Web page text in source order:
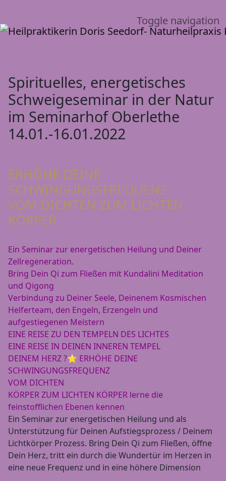
Toggle navigation
Spirituelles, energetisches
Schweigeseminar in der Natur
im Seminarhof Oberlethe
14.01.-16.01.2022
ERHÖHE DEINE
SCHWINGUNGSFREQUENZ
VOM DICHTEN ZUM LICHTEN
KÖRPER
Ein Seminar zur energetischen Heilung und Deiner
Zellregeneration.
Bring Dein Qi zum Fließen mit Kundalini Meditation
und Qigong
Verbindung zu Deiner Seele, Deinenem Kosmischen
Helferteam, den Engeln, Erzengeln und
aufgestiegenen Meistern
EINE REISE ZU DEN TEMPELN DES LICHTES
EINE REISE IN DEINEN INNEREN TEMPEL
DEINEM HERZ ?⭐️ ERHÖHE DEINE
SCHWINGUNGSFREQUENZ
VOM DICHTEN
KÖRPER ZUM LICHTEN KÖRPER lerne die
feinstofflichen Ebenen kennen
Ein Seminar zur energetischen Heilung und als
Unterstützung für Deinen Aufstiegsprozess / Deinem
Lichtkörper Prozess. Bring Dein Qi zum Fließen, öffne
Dein Herz, tritt ein durch die Wundertür im Herzen in
eine neue Frequenz und in eine höhere Dimension